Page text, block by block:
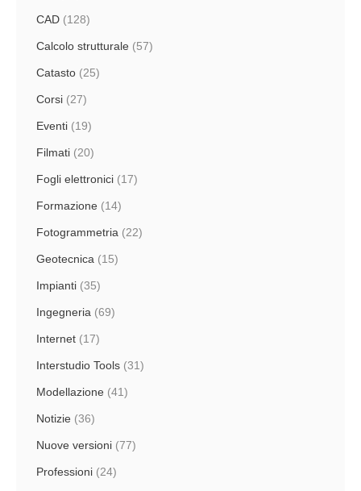
CAD (128)
Calcolo strutturale (57)
Catasto (25)
Corsi (27)
Eventi (19)
Filmati (20)
Fogli elettronici (17)
Formazione (14)
Fotogrammetria (22)
Geotecnica (15)
Impianti (35)
Ingegneria (69)
Internet (17)
Interstudio Tools (31)
Modellazione (41)
Notizie (36)
Nuove versioni (77)
Professioni (24)